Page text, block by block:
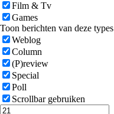
Film & Tv
Games
Toon berichten van deze types
Weblog
Column
(P)review
Special
Poll
Scrollbar gebruiken